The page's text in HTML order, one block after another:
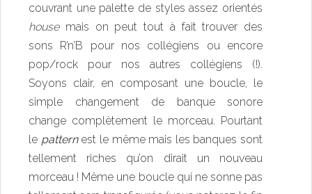
couvrant une palette de styles assez orientés
housemais on peut tout à fait trouver des
sons R’n’B pour nos collégiens ou encore
pop/rock pour nos autres collégiens (!).
Soyons clair, en composant une boucle, le
simple changement de banque sonore
change complètement le morceau. Pourtant
le patternest le même mais les banques sont
tellement riches qu’on dirait un nouveau
morceau ! Même une boucle qui ne sonne pas